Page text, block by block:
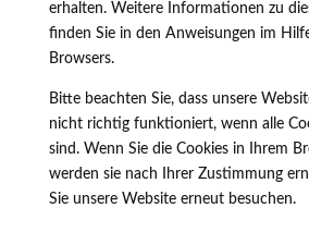
erhalten. Weitere Informationen zu
finden Sie in den Anweisungen im
Browsers.
Bitte beachten Sie, dass unsere
nicht richtig funktioniert, wenn alle
sind. Wenn Sie die Cookies in Ihrem
werden sie nach Ihrer Zustimmung
Sie unsere Website erneut besuchen.